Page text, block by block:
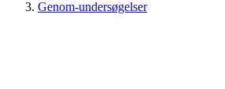
Genom-undersøgelser